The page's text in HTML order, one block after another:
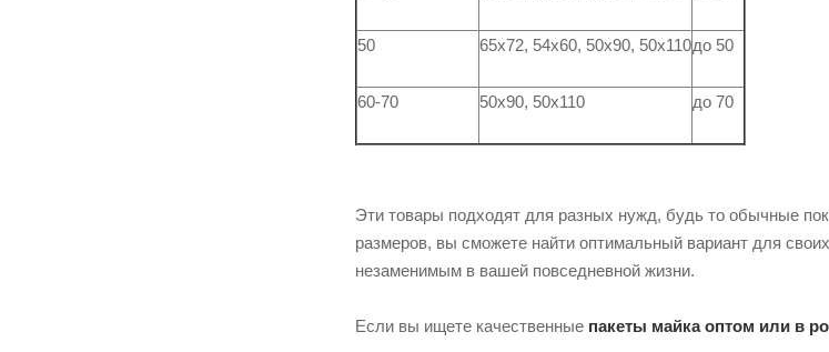
50 65х72, 54х60, 50х90, 50х110до 50
60-70 50х90, 50х110 до 70
Эти товары подходят для разных нужд, будь то обычные
размеров, вы сможете найти оптимальный вариант для
незаменимым в вашей повседневной жизни.
Если вы ищете качественные пакеты майка оптом или в